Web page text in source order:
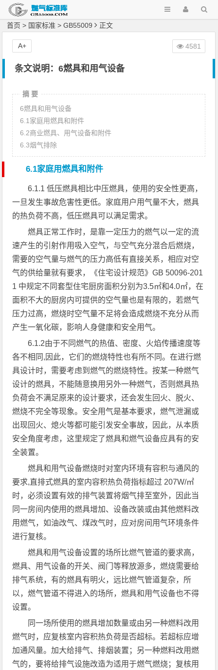
首页 > 国家标准 >GB55009 正文
条文说明：6燃具和用气设备
摘 要
6燃具和用气设备
6.1家庭用燃具和附件
6.2商业燃具、用气设备和附件
6.3烟气排除
6.1家庭用燃具和附件
6.1.1 低压燃具相比中压燃具，使用的安全性更高，
一旦发生事故危害性更低。家庭用户用气量不大，燃具
的热负荷不高，低压燃具可以满足需求。
燃具正常工作时，是靠一定压力的燃气以一定的流
速产生的引射作用吸入空气，与空气充分混合后燃烧，
需要的空气量与燃气的压力高低有直接关系，相应对空
气的供给量就有要求，《住宅设计规范》GB 50096-201
1 中规定不同套型住宅厨房面积分别为3.5㎡和4.0㎡，在
面积不大的厨房内可提供的空气量也是有限的，若燃气
压力过高，燃烧时空气量不足将会造成燃烧不充分从而
产生一氧化碳，影响人身健康和安全用气。
6.1.2由于不同燃气的热值、密度、火焰传播速度等
各不相同,因此，它们的燃烧特性也有所不同。在进行燃
具设计时，需要考虑到燃气的燃烧特性。按某一种燃气
设计的燃具，不能随意换用另外一种燃气，否则燃具热
负荷会不满足原来的设计要求，还会发生回火、脱火、
燃烧不完全等现象。安全用气是基本要求，燃气泄漏或
出现回火、熄火等都可能引发安全事故，因此，从本质
安全角度考虑，这里规定了燃具和燃气设备应具有的安
全装置。
燃具和用气设备燃烧时对室内环境有容积与通风的
要求,直排式燃具的室内容积热负荷指标超过 207W/㎡
时，必须设置有效的排气装置将烟气排至室外，因此当
同一房间内使用的燃具增加、设备改装或由其他燃料改
用燃气，如油改气、煤改气时，应对房间用气环境条件
进行复核。
燃具和用气设备设置的场所比燃气管道的要求高，
燃具、用气设备的开关、阀门等释放源多，燃烧需要给
排气系统，有的燃具有明火，远比燃气管道复杂，所
以，燃气管道不得进入的场所，燃具和用气设备也不得
设置。
同一场所使用的燃具增加数量或由另一种燃料改用
燃气时，应复核室内容积热负荷是否超标。若超标应增
加通风量。加大给排气、排烟装置；另一种燃料改用燃
气的，要将给排气设施改造为适用于燃气燃烧；复核用
4581
A+